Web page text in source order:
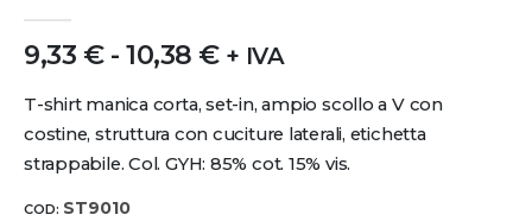
9,33 € - 10,38 € + IVA
T-shirt manica corta, set-in, ampio scollo a V con
costine, struttura con cuciture laterali, etichetta
strappabile. Col. GYH: 85% cot. 15% vis.
COD: ST9010